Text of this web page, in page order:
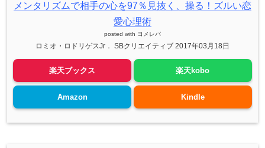
メンタリズムで相手の心を97％見抜く、操る！ズルい恋
愛心理術
posted with ヨメレバ
ロミオ・ロドリゲスJr． SBクリエイティブ 2017年03月18日
楽天ブックス 楽天kobo
Amazon Kindle